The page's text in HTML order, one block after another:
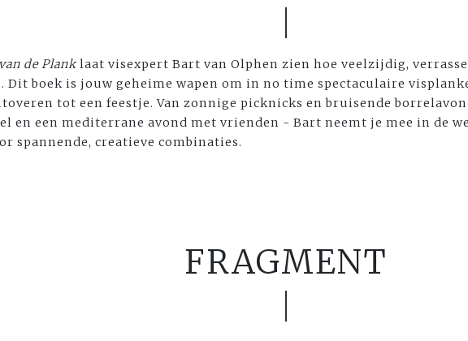
de Planklaat visexpert Bart van Olphen zien hoe veelzijdig,
Dit boek is jouw geheime wapen om in no time spectaculaire
tot een feestje. Van zonnige picknicks en bruisende
en een mediterrane avond met vrienden - Bart neemt je mee in de
spannende, creatieve combinaties.
FRAGMENT